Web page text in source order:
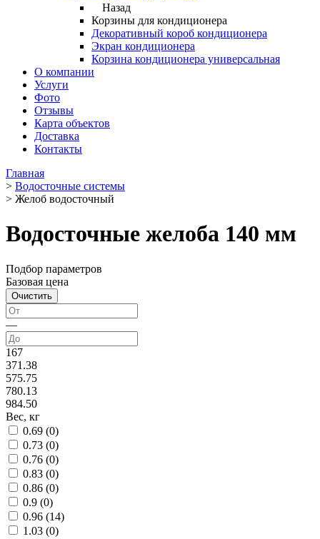
Назад
Корзины для кондиционера
Декоративный короб кондиционера
Экран кондиционера
Корзина кондиционера универсальная
О компании
Услуги
Фото
Отзывы
Карта объектов
Доставка
Контакты
Главная
> Водосточные системы
> Желоб водосточный
Водосточные желоба 140 мм
Подбор параметров
Базовая цена
—
167
371.38
575.75
780.13
984.50
Вес, кг
0.69 (0)
0.73 (0)
0.76 (0)
0.83 (0)
0.86 (0)
0.9 (0)
0.96 (14)
1.03 (0)